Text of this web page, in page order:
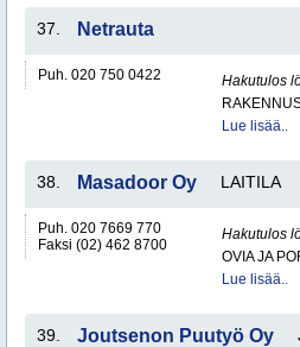
37. Netrauta
Puh. 020 750 0422
Hakutulos
Lue lisää..
38. Masadoor Oy LAITILA
Puh. 020 7669 770
Faksi (02) 462 8700
Hakutulos
OVIA JA
Lue lisää..
39. Joutsenon Puutyö Oy